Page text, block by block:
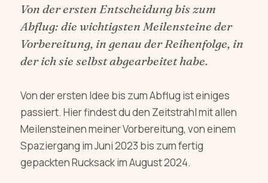
Von der ersten Entscheidung bis zum
Abflug: die wichtigsten Meilensteine der
Vorbereitung, in genau der Reihenfolge, in
der ich sie selbst abgearbeitet habe.
Von der ersten Idee bis zum Abflug ist einiges
passiert. Hier findest du den Zeitstrahl mit allen
Meilensteinen meiner Vorbereitung, von einem
Spaziergang im Juni 2023 bis zum fertig
gepackten Rucksack im August 2024.